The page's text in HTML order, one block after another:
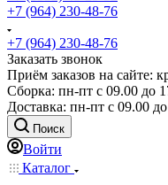
+7 (964) 230-48-76
+7 (964) 230-48-76
Заказать звонок
Приём заказов на сайте:
Сборка: пн-пт с 09.00 до
Доставка: пн-пт с 09.00
Поиск
Войти
Каталог